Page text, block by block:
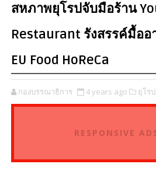
สหภาพยุโรปจับมือร้าน
Restaurant รังสรรค์มื้อ
EU Food HoReCa
กองบรรณาธิการ 4 years ago ยุโรป,
RESPONSIVE